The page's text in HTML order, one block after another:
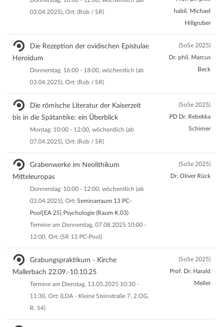
03.04.2025), Ort: (Rob / SR)
habil. Michael
Hillgruber
Die Rezeption der ovidischen Epistulae
Heroidum
Donnerstag: 16:00 - 18:00, wöchentlich (ab
03.04.2025), Ort: (Rob / SR)
(SoSe 2025)
Dr. phil. Marcus
Beck
Die römische Literatur der Kaiserzeit
bis in die Spätantike: ein Überblick
Montag: 10:00 - 12:00, wöchentlich (ab
07.04.2025), Ort: (Rob / SR)
(SoSe 2025)
PD Dr. Rebekka
Schirner
Grabenwerke im Neolithikum
Mitteleuropas
Donnerstag: 10:00 - 12:00, wöchentlich (ab
03.04.2025), Ort: Seminarraum 13 PC-
Pool[EA 25] Psychologie (Raum K.03)
Termine am Donnerstag, 07.08.2025 10:00 -
12:00, Ort: (SR 13 PC-Pool)
(SoSe 2025)
Dr. Oliver Rück
Grabungspraktikum - Kirche
Mallerbach 22.09.-10.10.25
Termine am Dienstag, 13.05.2025 10:30 -
11:30, Ort: (LDA - Kleine Steinstraße 7, 2.OG,
R. 54)
(SoSe 2025)
Prof. Dr. Harald
Meller